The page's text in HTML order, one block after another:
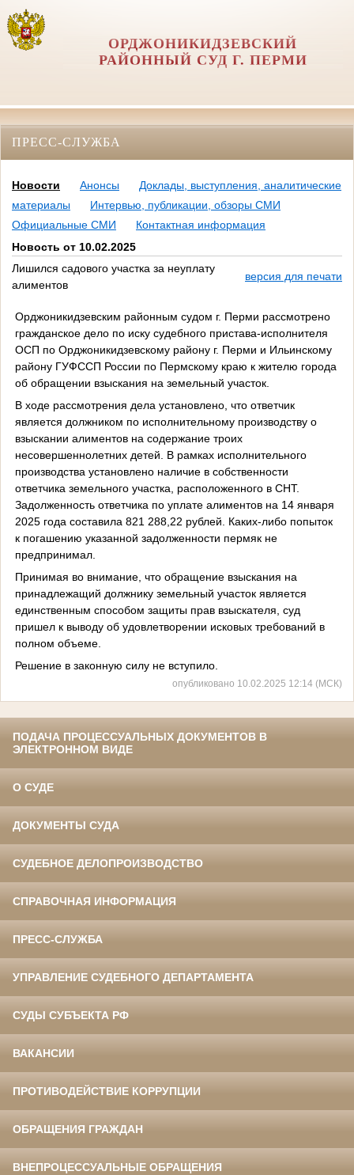
ОРДЖОНИКИДЗЕВСКИЙ
РАЙОННЫЙ СУД Г. ПЕРМИ
ПРЕСС-СЛУЖБА
Новости Анонсы
Доклады, выступления, аналитические
материалы
Интервью, публикации, обзоры СМИ
Официальные СМИ
Контактная информация
Новость от 10.02.2025
Лишился садового участка за неуплату
алиментов
версия для печати
Орджоникидзевским районным судом г. Перми рассмотрено
гражданское дело по иску судебного пристава-исполнителя
ОСП по Орджоникидзевскому району г. Перми и Ильинскому
району ГУФССП России по Пермскому краю к жителю города
об обращении взыскания на земельный участок.
В ходе рассмотрения дела установлено, что ответчик
является должником по исполнительному производству о
взыскании алиментов на содержание троих
несовершеннолетних детей. В рамках исполнительного
производства установлено наличие в собственности
ответчика земельного участка, расположенного в СНТ.
Задолженность ответчика по уплате алиментов на 14 января
2025 года составила 821 288,22 рублей. Каких-либо попыток
к погашению указанной задолженности пермяк не
предпринимал.
Принимая во внимание, что обращение взыскания на
принадлежащий должнику земельный участок является
единственным способом защиты прав взыскателя, суд
пришел к выводу об удовлетворении исковых требований в
полном объеме.
Решение в законную силу не вступило.
опубликовано 10.02.2025 12:14 (МСК)
ПОДАЧА ПРОЦЕССУАЛЬНЫХ ДОКУМЕНТОВ В
ЭЛЕКТРОННОМ ВИДЕ
О СУДЕ
ДОКУМЕНТЫ СУДА
СУДЕБНОЕ ДЕЛОПРОИЗВОДСТВО
СПРАВОЧНАЯ ИНФОРМАЦИЯ
ПРЕСС-СЛУЖБА
УПРАВЛЕНИЕ СУДЕБНОГО ДЕПАРТАМЕНТА
СУДЫ СУБЪЕКТА РФ
ВАКАНСИИ
ПРОТИВОДЕЙСТВИЕ КОРРУПЦИИ
ОБРАЩЕНИЯ ГРАЖДАН
ВНЕПРОЦЕССУАЛЬНЫЕ ОБРАЩЕНИЯ